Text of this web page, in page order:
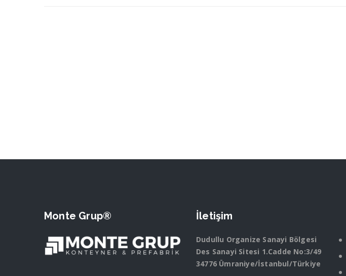
Monte Grup® İletişim
Dudullu Organize Sanayi Bölgesi
Des Sanayi Sitesi 1.Cadde No:3/49
34776 Ümraniye/İstanbul/Türkiye